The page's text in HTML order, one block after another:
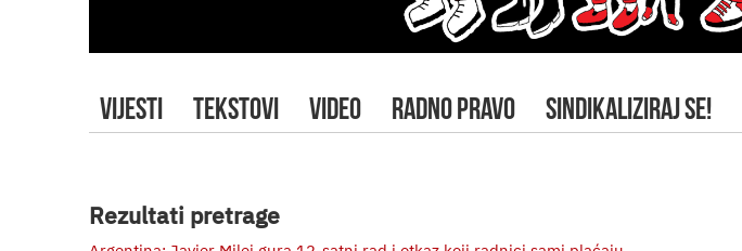
VIJESTI TEKSTOVI VIDEO RADNO PRAVO SINDIKALIZIRAJ SE!
Rezultati pretrage